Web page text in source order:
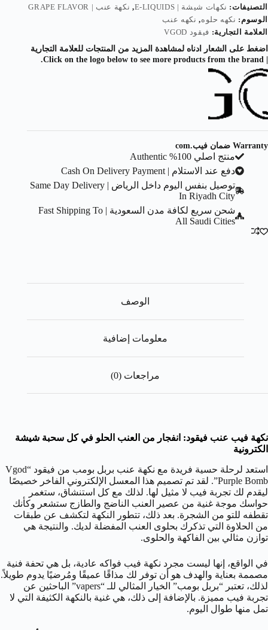
التصنيفات: نكهات شيشة | E-LIQUIDS , نكهة عنب | GRAPE FLAVOR
الوسوم: نكهه حلوه, نكهه عنب
العلامة التجارية: فيقود VGOD
اضغط على الشعار ادناه لمشاهدة المزيد من المنتجات للعلامة التجارية
Warranty ضمان فيب.com
منتج اصلي 100% Authentic
دفع عند الاستلام | Cash On Delivery Payment
توصيل بنفس اليوم داخل الرياض | Same Day Delivery
In Riyadh City
شحن سريع لكافة مدن السعودية | Fast Shipping To
All Saudi Cities
الوصف
معلومات إضافية
مراجعات (0)
نكهة فيب عنب فيقود: انفجار من العنب الحلو في كل سحبة شيشة
الكترونية
استعد لرحلة حسية فريدة مع نكهة عنب بربل بومب من فيقود “Vgod
Purple Bomb”. لقد تم تصميم هذا المعسل الإلكتروني الفاخر خصيصًا
ليقدم لك تجربة فيب لا مثيل لها. لذلك مع كل استنشاق، ستغمر
حواسك موجة غنية من عصير العنب الناضج والطازج ستشعر وكأنك
تقطفه للتو من الشجرة. بعد ذلك، تتطور النكهة لتكشف عن طبقات
من الحلاوة التي تذكرك بحلوى العنب المفضلة لديك. والنتيجة هي
توازن مثالي بين الفاكهة والحلوى.
في الواقع، إنها ليست مجرد نكهة فيب فواكه عادية، بل هي تحفة فنية
مصممة بعناية والهدف هو أن توفر لك مذاقًا عميقًا ومُرضيًا يدوم طويلاً.
لذلك، تعتبر “بربل بومب” الخيار المثالي للـ “vapers” الباحثين عن
تجربة فيب مميزة. بالإضافة إلى ذلك، هي غنية بالنكهة الكثيفة التي لا
تمل منها طوال اليوم.